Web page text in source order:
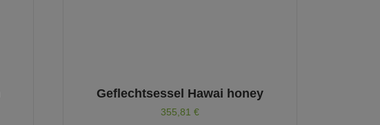
Geflechtsessel Hawai honey
355,81 €